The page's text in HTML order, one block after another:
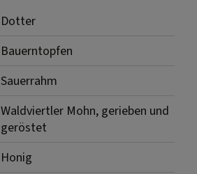
Dotter
Bauerntopfen
Sauerrahm
Waldviertler Mohn, gerieben und
geröstet
Honig